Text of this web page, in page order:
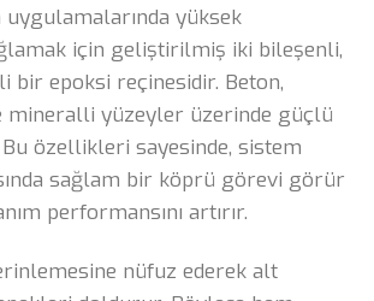
yüksek
için geliştirilmiş iki bileşenli,
bir epoksi reçinesidir. Beton,
mineralli yüzeyler üzerinde güçlü
Bu özellikleri sayesinde, sistem
sağlam bir köprü görevi görür
performansını artırır.
nüfuz ederek alt